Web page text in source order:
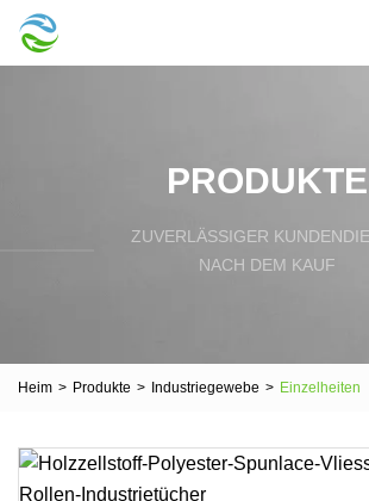
PRODUKTE
ZUVERLÄSSIGER
NACH DEM KAUF
Heim > Produkte > Industriegewebe > Einzelheiten